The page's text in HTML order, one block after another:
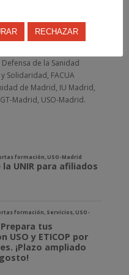
por la Paz (ACPP),
de la Sanidad
Solidaridad, FACUA
de Madrid, IU Madrid,
Madrid, USO-Madrid.
RECHAZAR